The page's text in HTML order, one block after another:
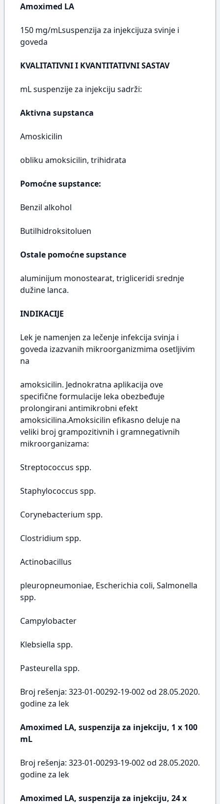
Amoximed LA
150 mg/mLsuspenzija za injekcijuza svinje i
goveda
KVALITATIVNI I KVANTITATIVNI SASTAV
mL suspenzije za injekciju sadrži:
Aktivna supstanca
Amoskicilin
obliku amoksicilin, trihidrata
Pomoćne supstance:
Benzil alkohol
Butilhidroksitoluen
Ostale pomoćne supstance
aluminijum monostearat, trigliceridi srednje
dužine lanca.
INDIKACIJE
Lek je namenjen za lečenje infekcija svinja i
goveda izazvanih mikroorganizmima osetljivim
na
amoksicilin. Jednokratna aplikacija ove
specifične formulacije leka obezbeđuje
prolongirani antimikrobni efekt
amoksicilina.Amoksicilin efikasno deluje na
veliki broj grampozitivnih i gramnegativnih
mikroorganizama:
Streptococcus spp.
Staphylococcus spp.
Corynebacterium spp.
Clostridium spp.
Actinobacillus
pleuropneumoniae, Escherichia coli, Salmonella
spp.
Campylobacter
Klebsiella spp.
Pasteurella spp.
Broj rešenja: 323-01-00292-19-002 od 28.05.2020.
godine za lek
Amoximed LA, suspenzija za injekciju, 1 x 100
mL
Broj rešenja: 323-01-00293-19-002 od 28.05.2020.
godine za lek
Amoximed LA, suspenzija za injekciju, 24 x